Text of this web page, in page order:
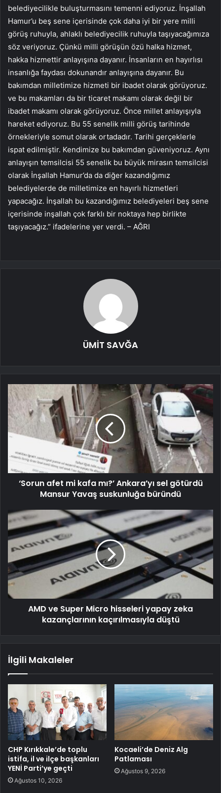
belediyecilikle buluşturmasını temenni ediyoruz. İnşallah
Hamur’u beş sene içerisinde çok daha iyi bir yere milli
görüş ruhuyla, ahlaklı belediyecilik ruhuyla taşıyacağımıza
söz veriyoruz. Çünkü milli görüşün özü halka hizmet,
hakka hizmettir anlayışına dayanır. İnsanların en hayırlısı
insanlığa faydası dokunandır anlayışına dayanır. Bu
bakımdan milletimize hizmeti bir ibadet olarak görüyoruz.
ve bu makamları da bir ticaret makamı olarak değil bir
ibadet makamı olarak görüyoruz. Önce millet anlayışıyla
hareket ediyoruz. Bu 55 senelik milli görüş tarihinde
örnekleriyle somut olarak ortadadır. Tarihi gerçeklerle
ispat edilmiştir. Kendimize bu bakımdan güveniyoruz. Aynı
anlayışın temsilcisi 55 senelik bu büyük mirasın temsilcisi
olarak İnşallah Hamur’da da diğer kazandığımız
belediyelerde de milletimize en hayırlı hizmetleri
yapacağız. İnşallah bu kazandığımız belediyeleri beş sene
içerisinde inşallah çok farklı bir noktaya hep birlikte
taşıyacağız.” ifadelerine yer verdi. – AĞRI
ÜMİT SAVĞA
‘Sorun afet mi kafa mı?’ Ankara’yı sel götürdü
Mansur Yavaş suskunluğa büründü
AMD ve Super Micro hisseleri yapay zeka
kazançlarının kaçırılmasıyla düştü
İlgili Makaleler
CHP Kırıkkale’de toplu
istifa, il ve ilçe başkanları
YENİ Parti’ye geçti
Ağustos 10, 2026
Kocaeli’de Deniz Alg
Patlaması
Ağustos 9, 2026